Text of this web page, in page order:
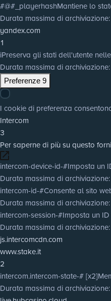
#@#_playerhashMantiene lo
Durata massima di archiviazione
yandex.com
1
iPreserva gli stati dell'utente
Durata massima di archiviazione
Preferenze 9
I cookie di preferenza
Intercom
3
Per saperne di più su questo
intercom-device-id-#Imposta un
Durata massima di archiviazione
intercom-id-#Consente al sito
Durata massima di archiviazione
intercom-session-#Imposta un
Durata massima di archiviazione
js.intercomcdn.com
www.stake.it
2
intercom.intercom-state-# [x2]
Durata massima di archiviazione